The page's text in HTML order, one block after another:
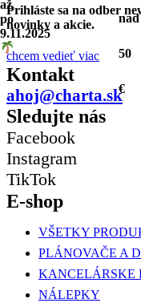
nad
50
€
až
po
9.11.2025
Prihláste sa na odber
novinky a akcie.
chcem vedieť viac
Kontakt
ahoj@charta.sk
Sledujte nás
Facebook
Instagram
TikTok
E-shop
VŠETKY
PLÁNOVAČE A
KANCELÁRSKE
NÁLEPKY